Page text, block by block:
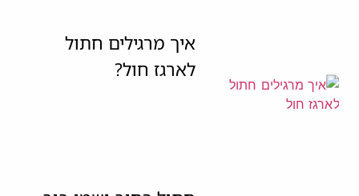
איך מרגילים חתול
לארגז חול?